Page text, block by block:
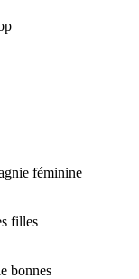
féminine
filles
bonnes